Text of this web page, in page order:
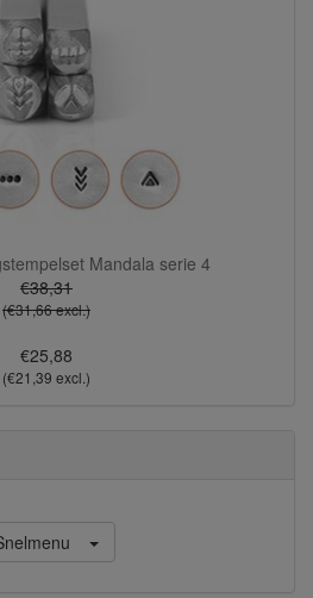
Mandala serie 4
€38,31
(€31,66 excl.)
€25,88
(€21,39 excl.)